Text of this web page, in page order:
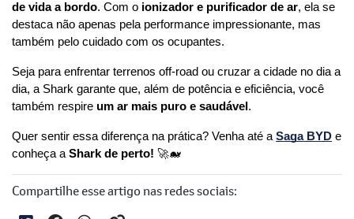
de vida a bordo. Com o ionizador e purificador de ar, ela se
destaca não apenas pela performance impressionante, mas
também pelo cuidado com os ocupantes.
Seja para enfrentar terrenos off-road ou cruzar a cidade no dia a
dia, a Shark garante que, além de potência e eficiência, você
também respire um ar mais puro e saudável .
Quer sentir essa diferença na prática? Venha até a Saga BYD e
conheça a Shark de perto! 🚀🐋
Compartilhe esse artigo nas redes sociais: